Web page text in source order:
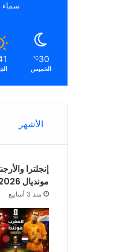
سماء
30
℃
الخميس
الأشهر
إنجلترا
مونديال 2026
منذ 3 أسابيع